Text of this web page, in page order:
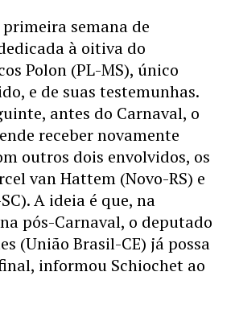
primeira semana de
à oitiva do
Polon (PL-MS), único
e de suas testemunhas.
antes do Carnaval, o
receber novamente
outros dois envolvidos, os
van Hattem (Novo-RS) e
A ideia é que, na
pós-Carnaval, o deputado
(União Brasil-CE) já possa
informou Schiochet ao